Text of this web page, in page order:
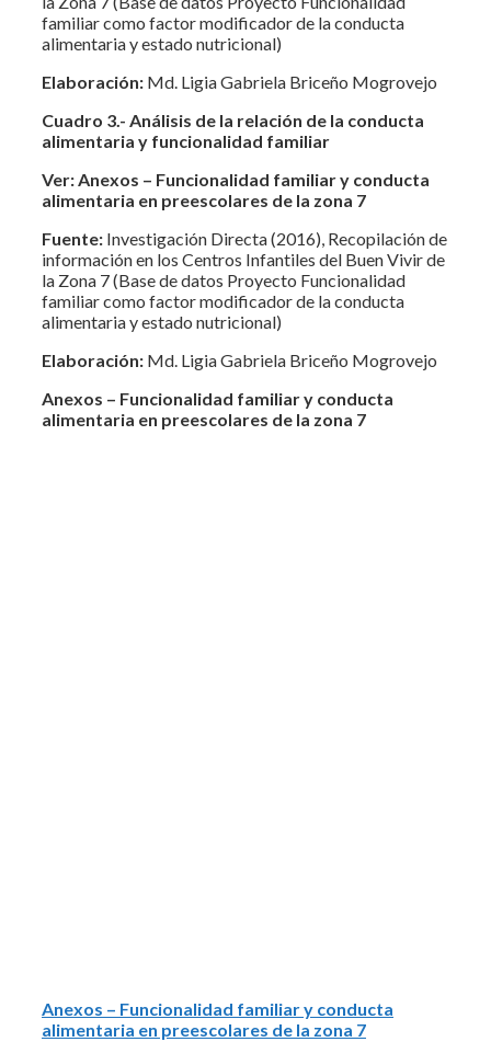
familiar como factor modificador de la conducta
alimentaria y estado nutricional)
Elaboración: Md. Ligia Gabriela Briceño Mogrovejo
Cuadro 3.- Análisis de la relación de la conducta
alimentaria y funcionalidad familiar
Ver: Anexos – Funcionalidad familiar y conducta
alimentaria en preescolares de la zona 7
Fuente: Investigación Directa (2016), Recopilación de
información en los Centros Infantiles del Buen Vivir de
la Zona 7 (Base de datos Proyecto Funcionalidad
familiar como factor modificador de la conducta
alimentaria y estado nutricional)
Elaboración: Md. Ligia Gabriela Briceño Mogrovejo
Anexos – Funcionalidad familiar y conducta
alimentaria en preescolares de la zona 7
Anexos – Funcionalidad familiar y conducta
alimentaria en preescolares de la zona 7